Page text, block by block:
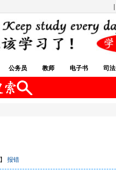
公务员 教师 电子书 司法
】 报错